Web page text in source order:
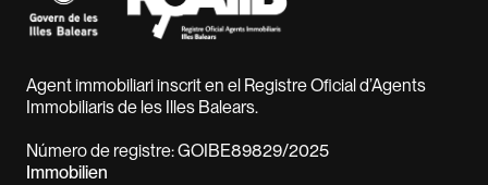
Agent immobiliari inscrit en el Registre Oficial d’Agents
Immobiliaris de les Illes Balears.
Número de registre: GOIBE89829/2025
Immobilien